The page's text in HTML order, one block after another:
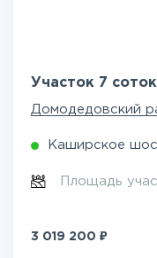
Участок 7
Домодедовский
Каширское
Площадь
3 019 200 ₽